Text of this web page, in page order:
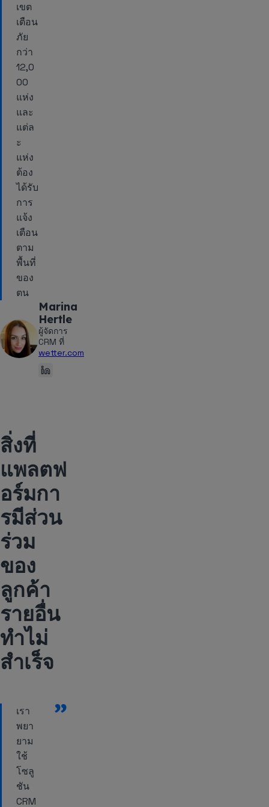
เขต
เตือน
ภัย
กว่า
12,0
00
แห่ง
และ
แต่ล
ะ
แห่ง
ต้อง
ได้รับ
การ
แจ้ง
เตือน
ตาม
พื้นที่
ของ
ตน
Marina
Hertle
ผู้จัดการ
CRM ที่
wetter.com
สิ่งที่
แพลตฟ
อร์มกา
รมีส่วน
ร่วม
ของ
ลูกค้า
รายอื่น
ทำไม่
สำเร็จ
”
เรา
พยา
ยาม
ใช้
โซลู
ชัน
CRM